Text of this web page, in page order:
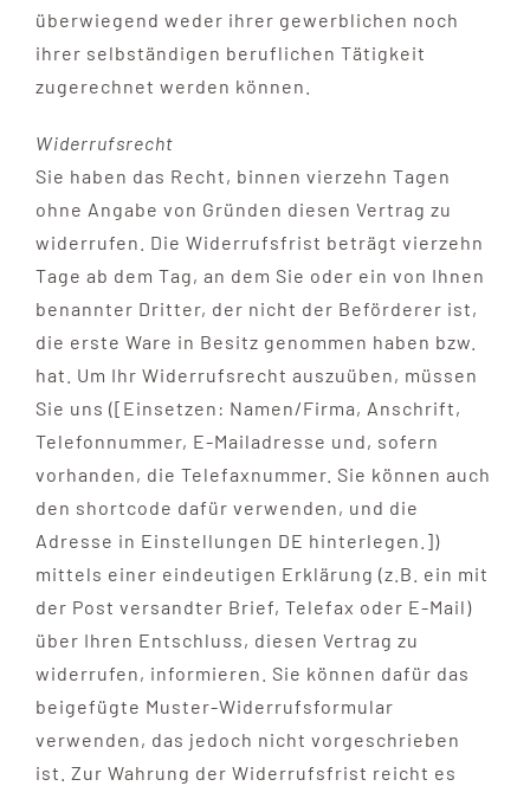
überwiegend weder ihrer gewerblichen noch
ihrer selbständigen beruflichen Tätigkeit
zugerechnet werden können.
Widerrufsrecht
Sie haben das Recht, binnen vierzehn Tagen
ohne Angabe von Gründen diesen Vertrag zu
widerrufen. Die Widerrufsfrist beträgt vierzehn
Tage ab dem Tag, an dem Sie oder ein von Ihnen
benannter Dritter, der nicht der Beförderer ist,
die erste Ware in Besitz genommen haben bzw.
hat. Um Ihr Widerrufsrecht auszuüben, müssen
Sie uns ([Einsetzen: Namen/Firma, Anschrift,
Telefonnummer, E-Mailadresse und, sofern
vorhanden, die Telefaxnummer. Sie können auch
den shortcode dafür verwenden, und die
Adresse in Einstellungen DE hinterlegen.])
mittels einer eindeutigen Erklärung (z.B. ein mit
der Post versandter Brief, Telefax oder E-Mail)
über Ihren Entschluss, diesen Vertrag zu
widerrufen, informieren. Sie können dafür das
beigefügte Muster-Widerrufsformular
verwenden, das jedoch nicht vorgeschrieben
ist. Zur Wahrung der Widerrufsfrist reicht es